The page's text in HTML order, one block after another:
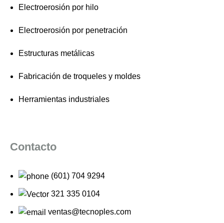
Electroerosión por hilo
Electroerosión por penetración
Estructuras metálicas
Fabricación de troqueles y moldes
Herramientas industriales
Contacto
(601) 704 9294
321 335 0104
ventas@tecnoples.com